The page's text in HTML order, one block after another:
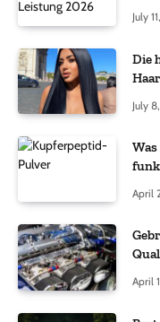
July
Die
July
April
April